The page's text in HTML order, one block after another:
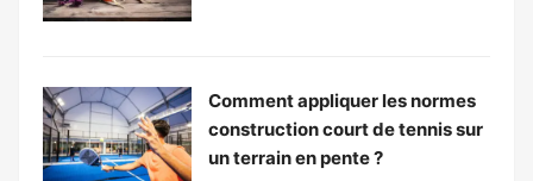
Comment appliquer les normes
construction court de tennis sur
un terrain en pente ?